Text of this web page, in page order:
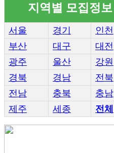
지역별 모집정보
서울 경기
인천
부산
대구
대전
광주
울산
강원
경북
경남
전북
전남
충북
충남
제주
세종 전체